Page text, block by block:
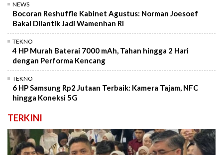
NEWS
Bocoran Reshuffle Kabinet Agustus: Norman Joesoef
Bakal Dilantik Jadi Wamenhan RI
TEKNO
4 HP Murah Baterai 7000 mAh, Tahan hingga 2 Hari
dengan Performa Kencang
TEKNO
6 HP Samsung Rp2 Jutaan Terbaik: Kamera Tajam, NFC
hingga Koneksi 5G
TERKINI